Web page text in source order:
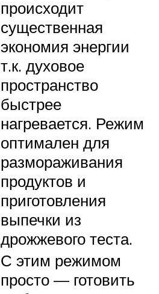
происходит
существенная
экономия энергии
т.к. духовое
пространство
быстрее
нагревается. Режим
оптимален для
размораживания
продуктов и
приготовления
выпечки из
дрожжевого теста.
С этим режимом
просто — готовить